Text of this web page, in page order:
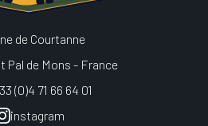
de Courtanne
Pal de Mons - France
(0)4 71 66 64 01
instagram